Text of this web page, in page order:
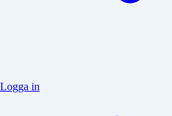
Logga in